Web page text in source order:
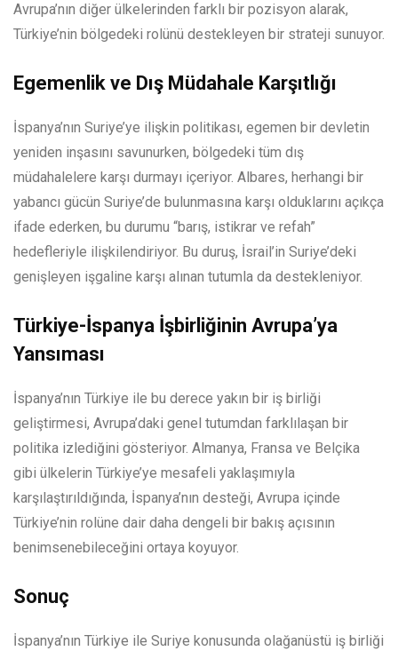
Avrupa’nın diğer ülkelerinden farklı bir pozisyon alarak,
Türkiye’nin bölgedeki rolünü destekleyen bir strateji sunuyor.
Egemenlik ve Dış Müdahale Karşıtlığı
İspanya’nın Suriye’ye ilişkin politikası, egemen bir devletin
yeniden inşasını savunurken, bölgedeki tüm dış
müdahalelere karşı durmayı içeriyor. Albares, herhangi bir
yabancı gücün Suriye’de bulunmasına karşı olduklarını açıkça
ifade ederken, bu durumu “barış, istikrar ve refah”
hedefleriyle ilişkilendiriyor. Bu duruş, İsrail’in Suriye’deki
genişleyen işgaline karşı alınan tutumla da destekleniyor.
Türkiye-İspanya İşbirliğinin Avrupa’ya
Yansıması
İspanya’nın Türkiye ile bu derece yakın bir iş birliği
geliştirmesi, Avrupa’daki genel tutumdan farklılaşan bir
politika izlediğini gösteriyor. Almanya, Fransa ve Belçika
gibi ülkelerin Türkiye’ye mesafeli yaklaşımıyla
karşılaştırıldığında, İspanya’nın desteği, Avrupa içinde
Türkiye’nin rolüne dair daha dengeli bir bakış açısının
benimsenebileceğini ortaya koyuyor.
Sonuç
İspanya’nın Türkiye ile Suriye konusunda olağanüstü iş birliği